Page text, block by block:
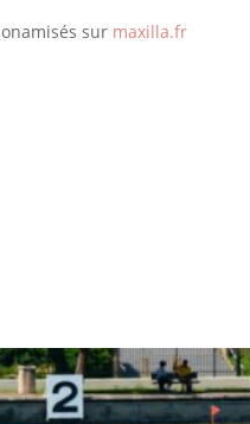
sur maxilla.fr